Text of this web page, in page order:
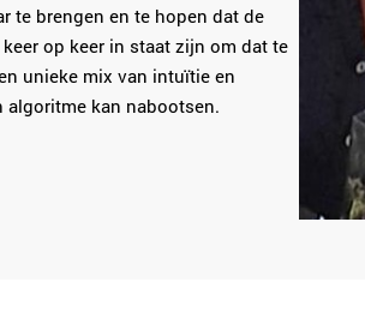
te brengen en te hopen dat de
op keer in staat zijn om dat te
unieke mix van intuïtie en
algoritme kan nabootsen.